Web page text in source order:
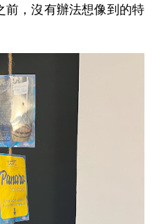
前，沒有辦法想像到的特